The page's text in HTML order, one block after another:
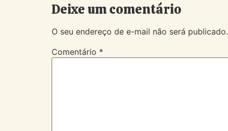
Deixe um comentário
O seu endereço de e-mail não será publicado.
Comentário *